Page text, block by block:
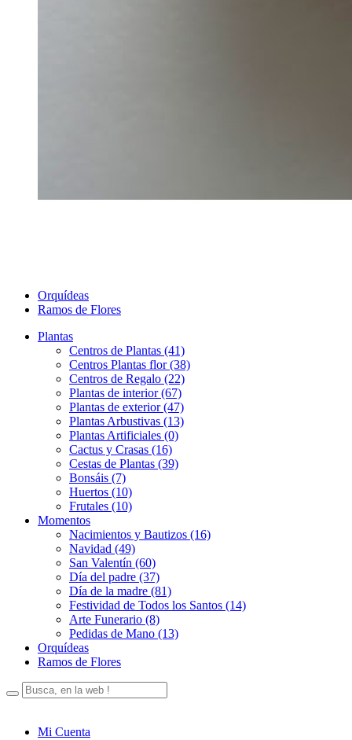
Orquídeas
Ramos de Flores
Plantas
Centros de Plantas (41)
Centros Plantas flor (38)
Centros de Regalo (22)
Plantas de interior (67)
Plantas de exterior (47)
Plantas Arbustivas (13)
Plantas Artificiales (0)
Cactus y Crasas (16)
Cestas de Plantas (39)
Bonsáis (7)
Huertos (10)
Frutales (10)
Momentos
Nacimientos y Bautizos (16)
Navidad (49)
San Valentín (60)
Día del padre (37)
Día de la madre (81)
Festividad de Todos los Santos (14)
Arte Funerario (8)
Pedidas de Mano (13)
Orquídeas
Ramos de Flores
Mi Cuenta